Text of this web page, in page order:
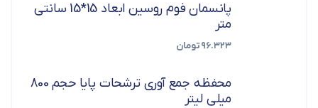
پانسمان فوم روسین ابعاد 15*15 سانتی
متر
۹۶.۳۲۳تومان
محفظه جمع آوری ترشحات پایا حجم 800
میلی لیتر